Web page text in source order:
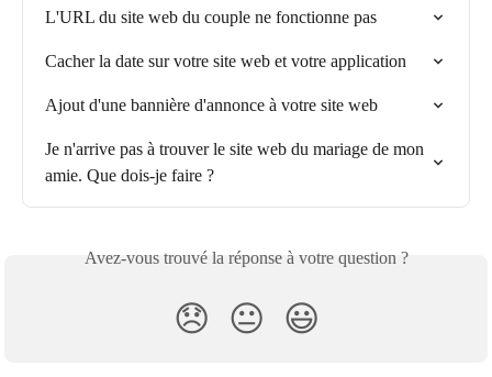
L'URL du site web du couple ne fonctionne pas
Cacher la date sur votre site web et votre application
Ajout d'une bannière d'annonce à votre site web
Je n'arrive pas à trouver le site web du mariage de mon
amie. Que dois-je faire ?
Avez-vous trouvé la réponse à votre question ?
😞 😐 😃